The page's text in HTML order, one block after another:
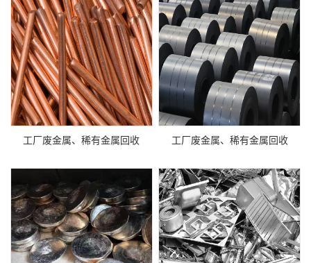
工厂废金属、稀有金属回收 工厂废金属、稀有金属回收